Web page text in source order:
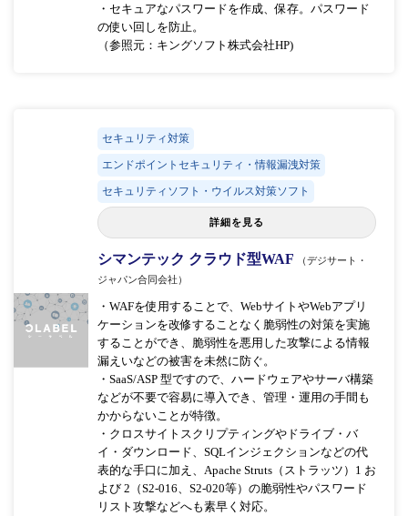
・セキュアなパスワードを作成、保存。パスワード
の使い回しを防止。
（参照元：キングソフト株式会社HP)
セキュリティ対策
エンドポイントセキュリティ・情報漏洩対策
セキュリティソフト・ウイルス対策ソフト
詳細を見る
シマンテック クラウド型WAF
（デジサート・
ジャパン合同会社）
・WAFを使用することで、WebサイトやWebアプリ
ケーションを改修することなく脆弱性の対策を実施
することができ、脆弱性を悪用した攻撃による情報
漏えいなどの被害を未然に防ぐ。
・SaaS/ASP 型ですので、ハードウェアやサーバ構築
などが不要で容易に導入でき、管理・運用の手間も
かからないことが特徴。
・クロスサイトスクリプティングやドライブ・バ
イ・ダウンロード、SQLインジェクションなどの代
表的な手口に加え、Apache Struts（ストラッツ）1 お
よび 2（S2-016、S2-020等）の脆弱性やパスワード
リスト攻撃などへも素早く対応。